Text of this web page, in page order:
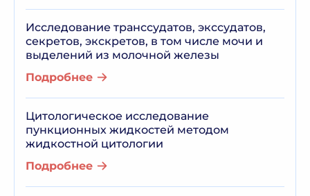
Исследование транссудатов, экссудатов,
секретов, экскретов, в том числе мочи и
выделений из молочной железы
Подробнее
Цитологическое исследование
пункционных жидкостей методом
жидкостной цитологии
Подробнее